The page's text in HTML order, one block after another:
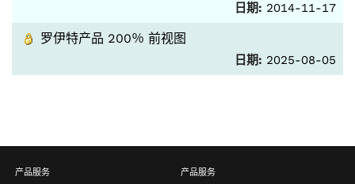
日期: 2014-11-17
罗伊特产品 200％ 前视图
日期: 2025-08-05
产品服务
产品服务